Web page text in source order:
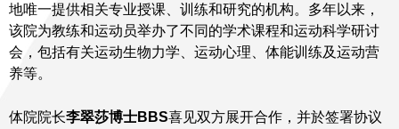
地唯一提供相关专业授课、训练和研究的机构。多年以来，
该院为教练和运动员举办了不同的学术课程和运动科学研讨
会，包括有关运动生物力学、运动心理、体能训练及运动营
养等。
体院院长李翠莎博士BBS喜见双方展开合作，并於签署协议